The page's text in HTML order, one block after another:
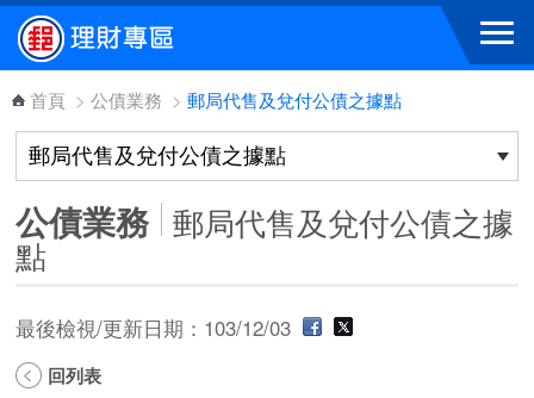
跳到主要內容區塊
首頁 > 公債業務 > 郵局代售及兌付公債之據點
公債業務 郵局代售及兌付公債之據
點
最後檢視/更新日期：103/12/03
回列表